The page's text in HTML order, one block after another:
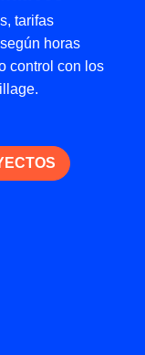
tarifas
horas
control con los